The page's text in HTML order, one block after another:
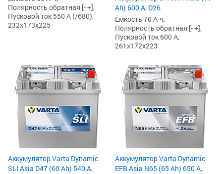
Полярность обратная [- +],
Пусковой ток 550 А (/680),
232x173x225
Ah) 600 А, D26
Ёмкость 70 А·ч,
Полярность обратная [- +],
Пусковой ток 600 А,
261x172x223
Аккумулятор Varta Dynamic
SLI Asia D47 (60 Ah) 540 А,
Аккумулятор Varta Dynamic
EFB Asia N65 (65 Ah) 650 А,